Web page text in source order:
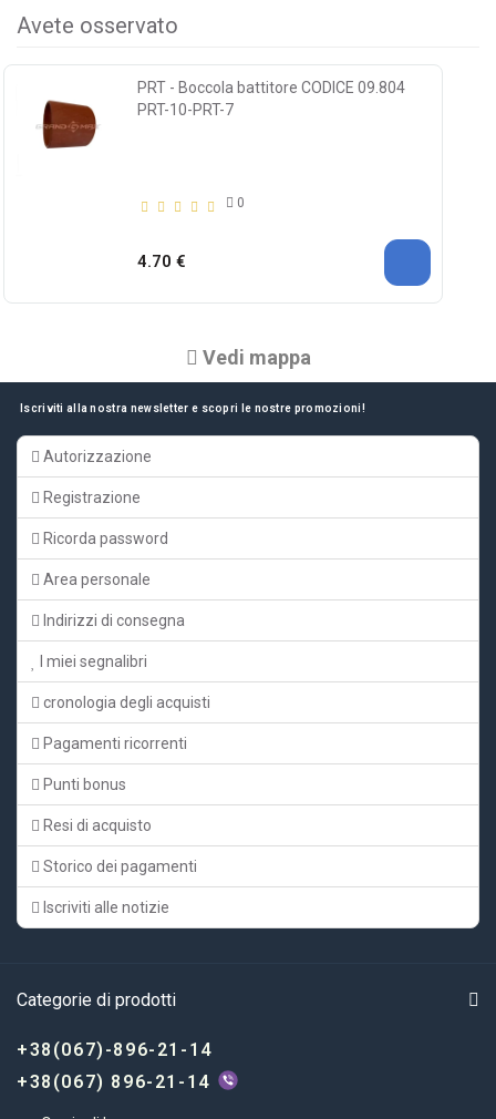
Avete osservato
PRT - Boccola battitore CODICE 09.804
PRT-10-PRT-7
0
4.70 €
Vedi mappa
Iscriviti alla nostra newsletter e scopri le nostre promozioni!
Autorizzazione
Registrazione
Ricorda password
Area personale
Indirizzi di consegna
I miei segnalibri
cronologia degli acquisti
Pagamenti ricorrenti
Punti bonus
Resi di acquisto
Storico dei pagamenti
Iscriviti alle notizie
Categorie di prodotti
+38(067)-896-21-14
+38(067) 896-21-14